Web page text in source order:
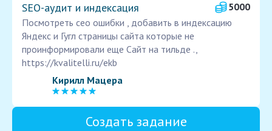
SEO-аудит и индексация
5000
Посмотреть сео ошибки , добавить в индексацию
Яндекс и Гугл страницы сайта которые не
проинформировали еще Сайт на тильде .,
https://kvalitelli.ru/ekb
Кирилл Мацера
Создать задание